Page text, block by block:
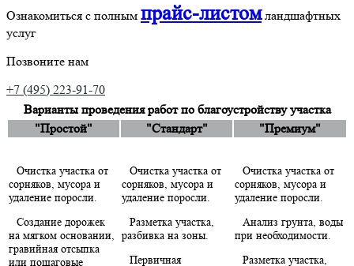
Ознакомиться с полным прайс-листомландшафтных
услуг
Позвоните нам
+7 (495) 223-91-70
Варианты проведения работ по благоустройству участка
"Простой"
"Стандарт" "Премиум"
Очистка участка от
сорняков, мусора и
удаление поросли.
Создание дорожек
на мягком основании,
гравийная отсыпка
или пошаговые
Очистка участка от
сорняков, мусора и
удаление поросли.
Разметка участка,
разбивка на зоны.
Первичная
Очистка участка от
сорняков, мусора и
удаление поросли.
Анализ грунта, воды
при необходимости.
Разметка участка,